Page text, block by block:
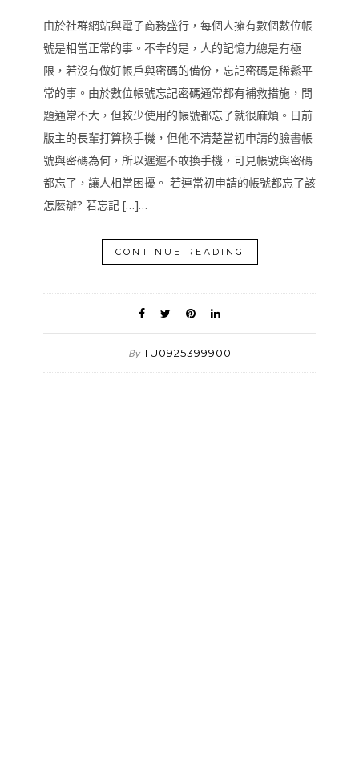
由於社群網站與電子商務盛行，每個人擁有數個數位帳
號是相當正常的事。不幸的是，人的記憶力總是有極
限，若沒有做好帳戶與密碼的備份，忘記密碼是稀鬆平
常的事。由於數位帳號忘記密碼通常都有補救措施，問
題通常不大，但較少使用的帳號都忘了就很麻煩。日前
版主的長輩打算換手機，但他不清楚當初申請的臉書帳
號與密碼為何，所以遲遲不敢換手機，可見帳號與密碼
都忘了，讓人相當困擾。 若連當初申請的帳號都忘了該
怎麼辦? 若忘記 […]…
CONTINUE READING
By TU0925399900